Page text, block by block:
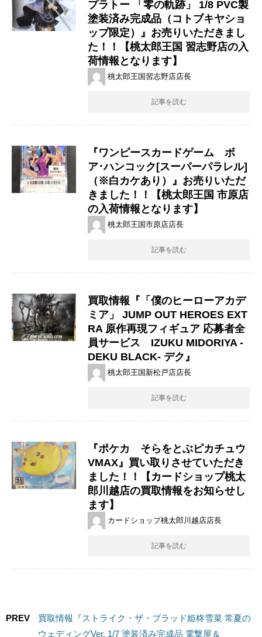
プラトー ​「零の軌跡」 ​1/8 ​PVC製
塗装済み完成品（コトブキヤショ
ップ限定）』お売りいただきまし
た！！【桃太郎王国 習志野店の入
荷情報となります】
桃太郎王国習志野店店長
記事を読む
『ワンピースカードゲーム ボ
ア･ハンコック[スーパーパラレル]
（※白カケあり）』お売りいただ
きました！！【桃太郎王国 市原店
の入荷情報となります】
桃太郎王国市原店店長
記事を読む
買取情報『「僕のヒーローアカデ
ミア」 ​JUMP ​OUT ​HEROES ​EXT
RA ​原作再現フィギュア ​応募者全
員サービス IZUKU ​MIDORIYA ​-
DEKU ​BLACK- デク』
桃太郎王国新松戸店店長
記事を読む
『ポケカ そらをとぶピカチュウ
VMAX』買い取りさせていただき
ました！！【カードショップ桃太
郎川越店の買取情報をお知らせし
ます】
カードショップ桃太郎川越店店長
記事を読む
PREV
買取情報『ストライク・ザ・ブラッド姫柊雪菜 ​常夏の
ウェディングVer. 1/7 ​塗装済み完成品 ​電撃屋＆